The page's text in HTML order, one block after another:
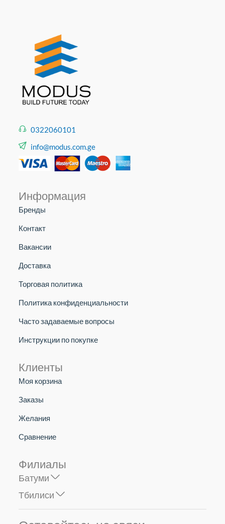
0322060101
info@modus.com.ge
Информация
Бренды
Контакт
Вакансии
Доставка
Торговая политика
Политика конфиденциальности
Часто задаваемые вопросы
Инструкции по покупке
Клиенты
Моя корзина
Заказы
Желания
Сравнение
Филиалы
Батуми
Тбилиси